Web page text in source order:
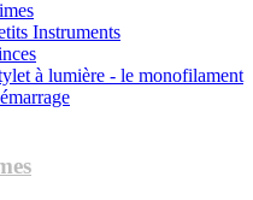
Instruments
à lumière - le monofilament